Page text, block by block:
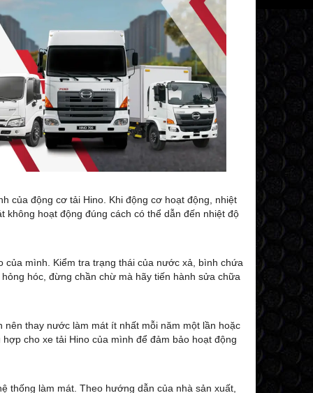
của động cơ tải Hino. Khi động cơ hoạt động, nhiệt
không hoạt động đúng cách có thể dẫn đến nhiệt độ
của mình. Kiểm tra trạng thái của nước xả, bình chứa
hóc, đừng chần chừ mà hãy tiến hành sửa chữa
thay nước làm mát ít nhất mỗi năm một lần hoặc
cho xe tải Hino của mình để đảm bảo hoạt động
thống làm mát. Theo hướng dẫn của nhà sản xuất,